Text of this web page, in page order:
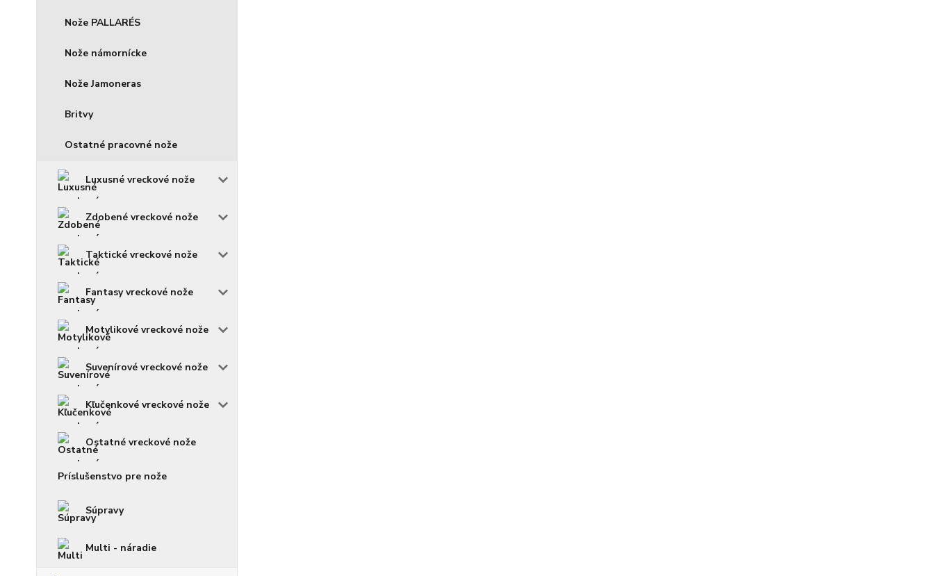
Nože PALLARÉS
Nože námornícke
Nože Jamoneras
Britvy
Ostatné pracovné nože
Luxusné vreckové nože
Zdobené vreckové nože
Taktické vreckové nože
Fantasy vreckové nože
Motylikové vreckové nože
Suvenírové vreckové nože
Kľučenkové vreckové nože
Ostatné vreckové nože
Príslušenstvo pre nože
Súpravy
Multi - náradie